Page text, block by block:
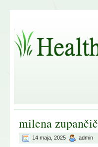
milena zupančič
14 maja, 2025 admin